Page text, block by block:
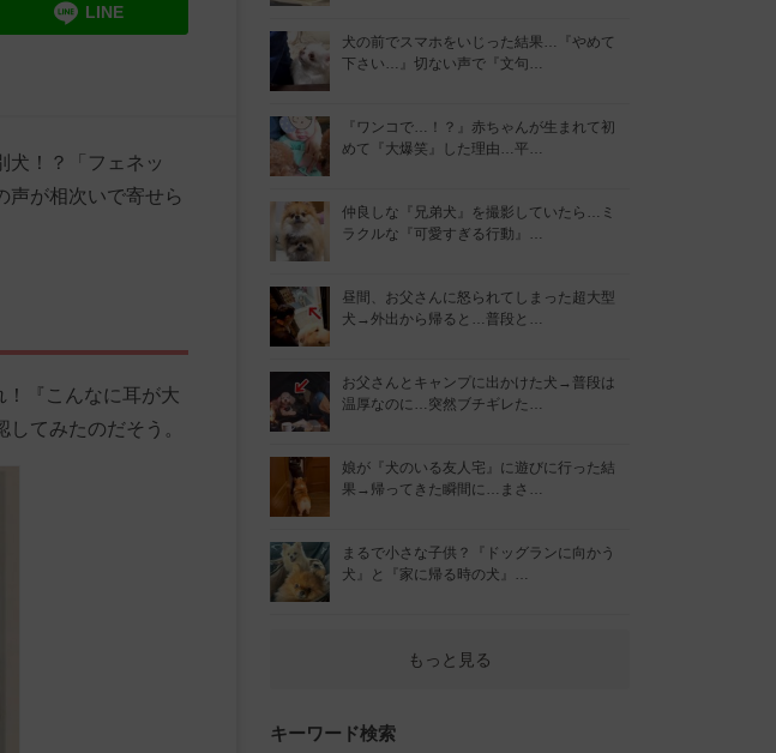
LINE
！？「フェネッ
声が相次いで寄せら
『こんなに耳が大
てみたのだそう。
犬の前でスマホをいじった結果…『やめて
下さい…』切ない声で『文句…
『ワンコで…！？』赤ちゃんが生まれて初
めて『大爆笑』した理由…平…
仲良しな『兄弟犬』を撮影していたら…ミ
ラクルな『可愛すぎる行動』…
昼間、お父さんに怒られてしまった超大型
犬→外出から帰ると…普段と…
お父さんとキャンプに出かけた犬→普段は
温厚なのに…突然ブチギレた…
娘が『犬のいる友人宅』に遊びに行った結
果→帰ってきた瞬間に…まさ…
まるで小さな子供？『ドッグランに向かう
犬』と『家に帰る時の犬』…
もっと見る
キーワード検索